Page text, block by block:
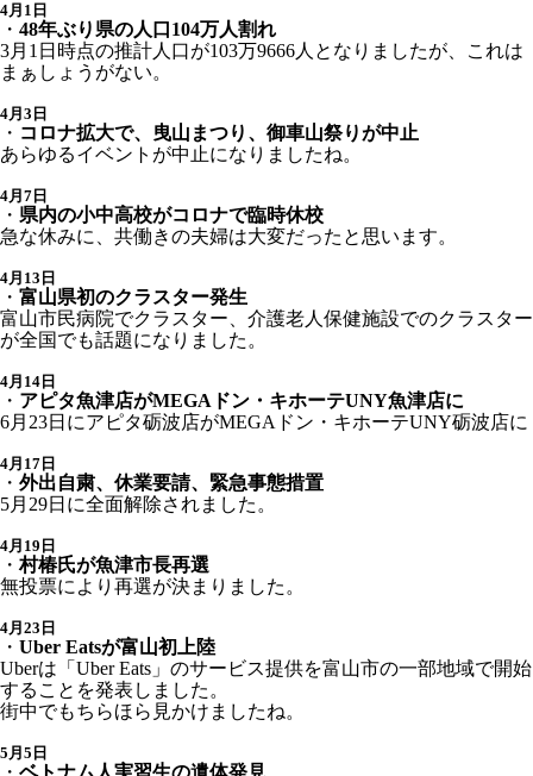
4月1日
・ 48年ぶり県の人口104万人割れ
3月1日時点の推計人口が103万9666人となりましたが、これは
まぁしょうがない。
4月3日
・ コロナ拡大で、曳山まつり、御車山祭りが中止
あらゆるイベントが中止になりましたね。
4月7日
・ 県内の小中高校がコロナで臨時休校
急な休みに、共働きの夫婦は大変だったと思います。
4月13日
・ 富山県初のクラスター発生
富山市民病院でクラスター、介護老人保健施設でのクラスター
が全国でも話題になりました。
4月14日
・ アピタ魚津店がMEGAドン・キホーテUNY魚津店に
6月23日にアピタ砺波店がMEGAドン・キホーテUNY砺波店に
4月17日
・ 外出自粛、休業要請、緊急事態措置
5月29日に全面解除されました。
4月19日
・村椿氏が魚津市長再選
無投票により再選が決まりました。
4月23日
・ Uber Eatsが富山初上陸
Uberは「Uber Eats」のサービス提供を富山市の一部地域で開始
することを発表しました。
街中でもちらほら見かけましたね。
5月5日
・ ベトナム人実習生の遺体発見